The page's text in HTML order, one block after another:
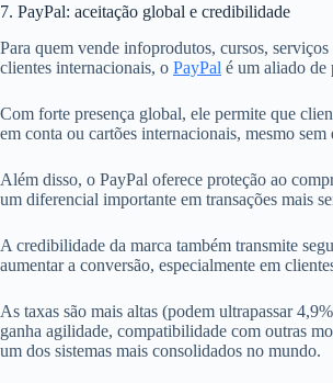
7. PayPal: aceitação global e credibilidade
Para quem vende infoprodutos, cursos,
clientes internacionais, o PayPal é um aliado de
Com forte presença global, ele permite que
em conta ou cartões internacionais, mesmo sem
Além disso, o PayPal oferece proteção ao
um diferencial importante em transações mais
A credibilidade da marca também transmite
aumentar a conversão, especialmente em
As taxas são mais altas (podem ultrapassar
ganha agilidade, compatibilidade com outras
um dos sistemas mais consolidados no mundo.